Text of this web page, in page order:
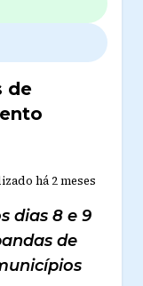
de
há 2 meses
dias 8 e 9
de